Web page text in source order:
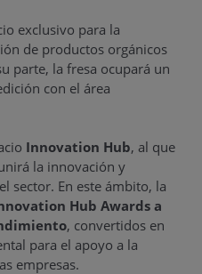
exclusivo para la
de productos orgánicos
parte, la fresa ocupará un
con el área
Innovation Hub, al que
la innovación y
sector. En este ámbito, la
Hub Awards a
, convertidos en
para el apoyo a la
empresas.